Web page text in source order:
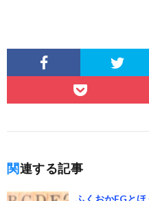
関連する記事